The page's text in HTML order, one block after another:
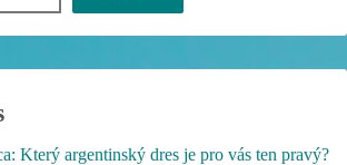
Který argentinský dres je pro vás ten pravý?